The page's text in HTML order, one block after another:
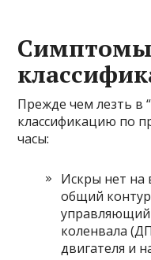
Симптомы
Прежде чем лезть в
классификацию по
часы:
Искры нет на
общий
управляющий
коленвала
двигателя и